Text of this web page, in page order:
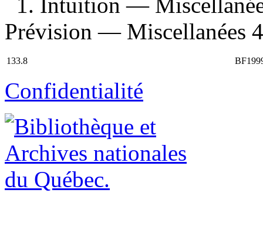
Prévision — Miscellanées
133.8
Confidentialité